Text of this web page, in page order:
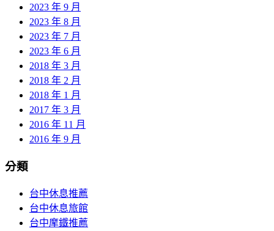
2023 年 9 月
2023 年 8 月
2023 年 7 月
2023 年 6 月
2018 年 3 月
2018 年 2 月
2018 年 1 月
2017 年 3 月
2016 年 11 月
2016 年 9 月
分類
台中休息推薦
台中休息旅館
台中摩鐵推薦